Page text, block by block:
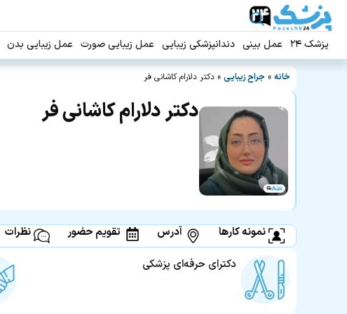
پزشک ۲۴ عمل بینی دندانپزشکی زیبایی عمل زیبایی صورت عمل زیبایی بدن
خانه » جراح زیبایی » دکتر دلارام کاشانی فر
دکتر دلارام کاشانی فر
نمونه کارها آدرس تقویم حضور
نظرات
دکترای حرفه‌ای پزشکی